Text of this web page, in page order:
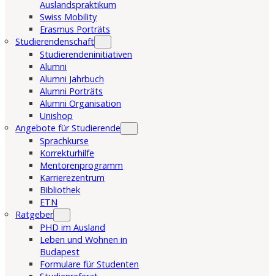
Auslandspraktikum
Swiss Mobility
Erasmus Porträts
Studierendenschaft
Studierendeninitiativen
Alumni
Alumni Jahrbuch
Alumni Porträts
Alumni Organisation
Unishop
Angebote für Studierende
Sprachkurse
Korrekturhilfe
Mentorenprogramm
Karrierezentrum
Bibliothek
ETN
Ratgeber
PHD im Ausland
Leben und Wohnen in
Budapest
Formulare für Studenten